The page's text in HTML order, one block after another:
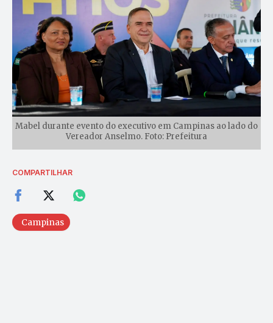
Mabel durante evento do executivo em Campinas ao lado do
Vereador Anselmo. Foto: Prefeitura
COMPARTILHAR
Campinas